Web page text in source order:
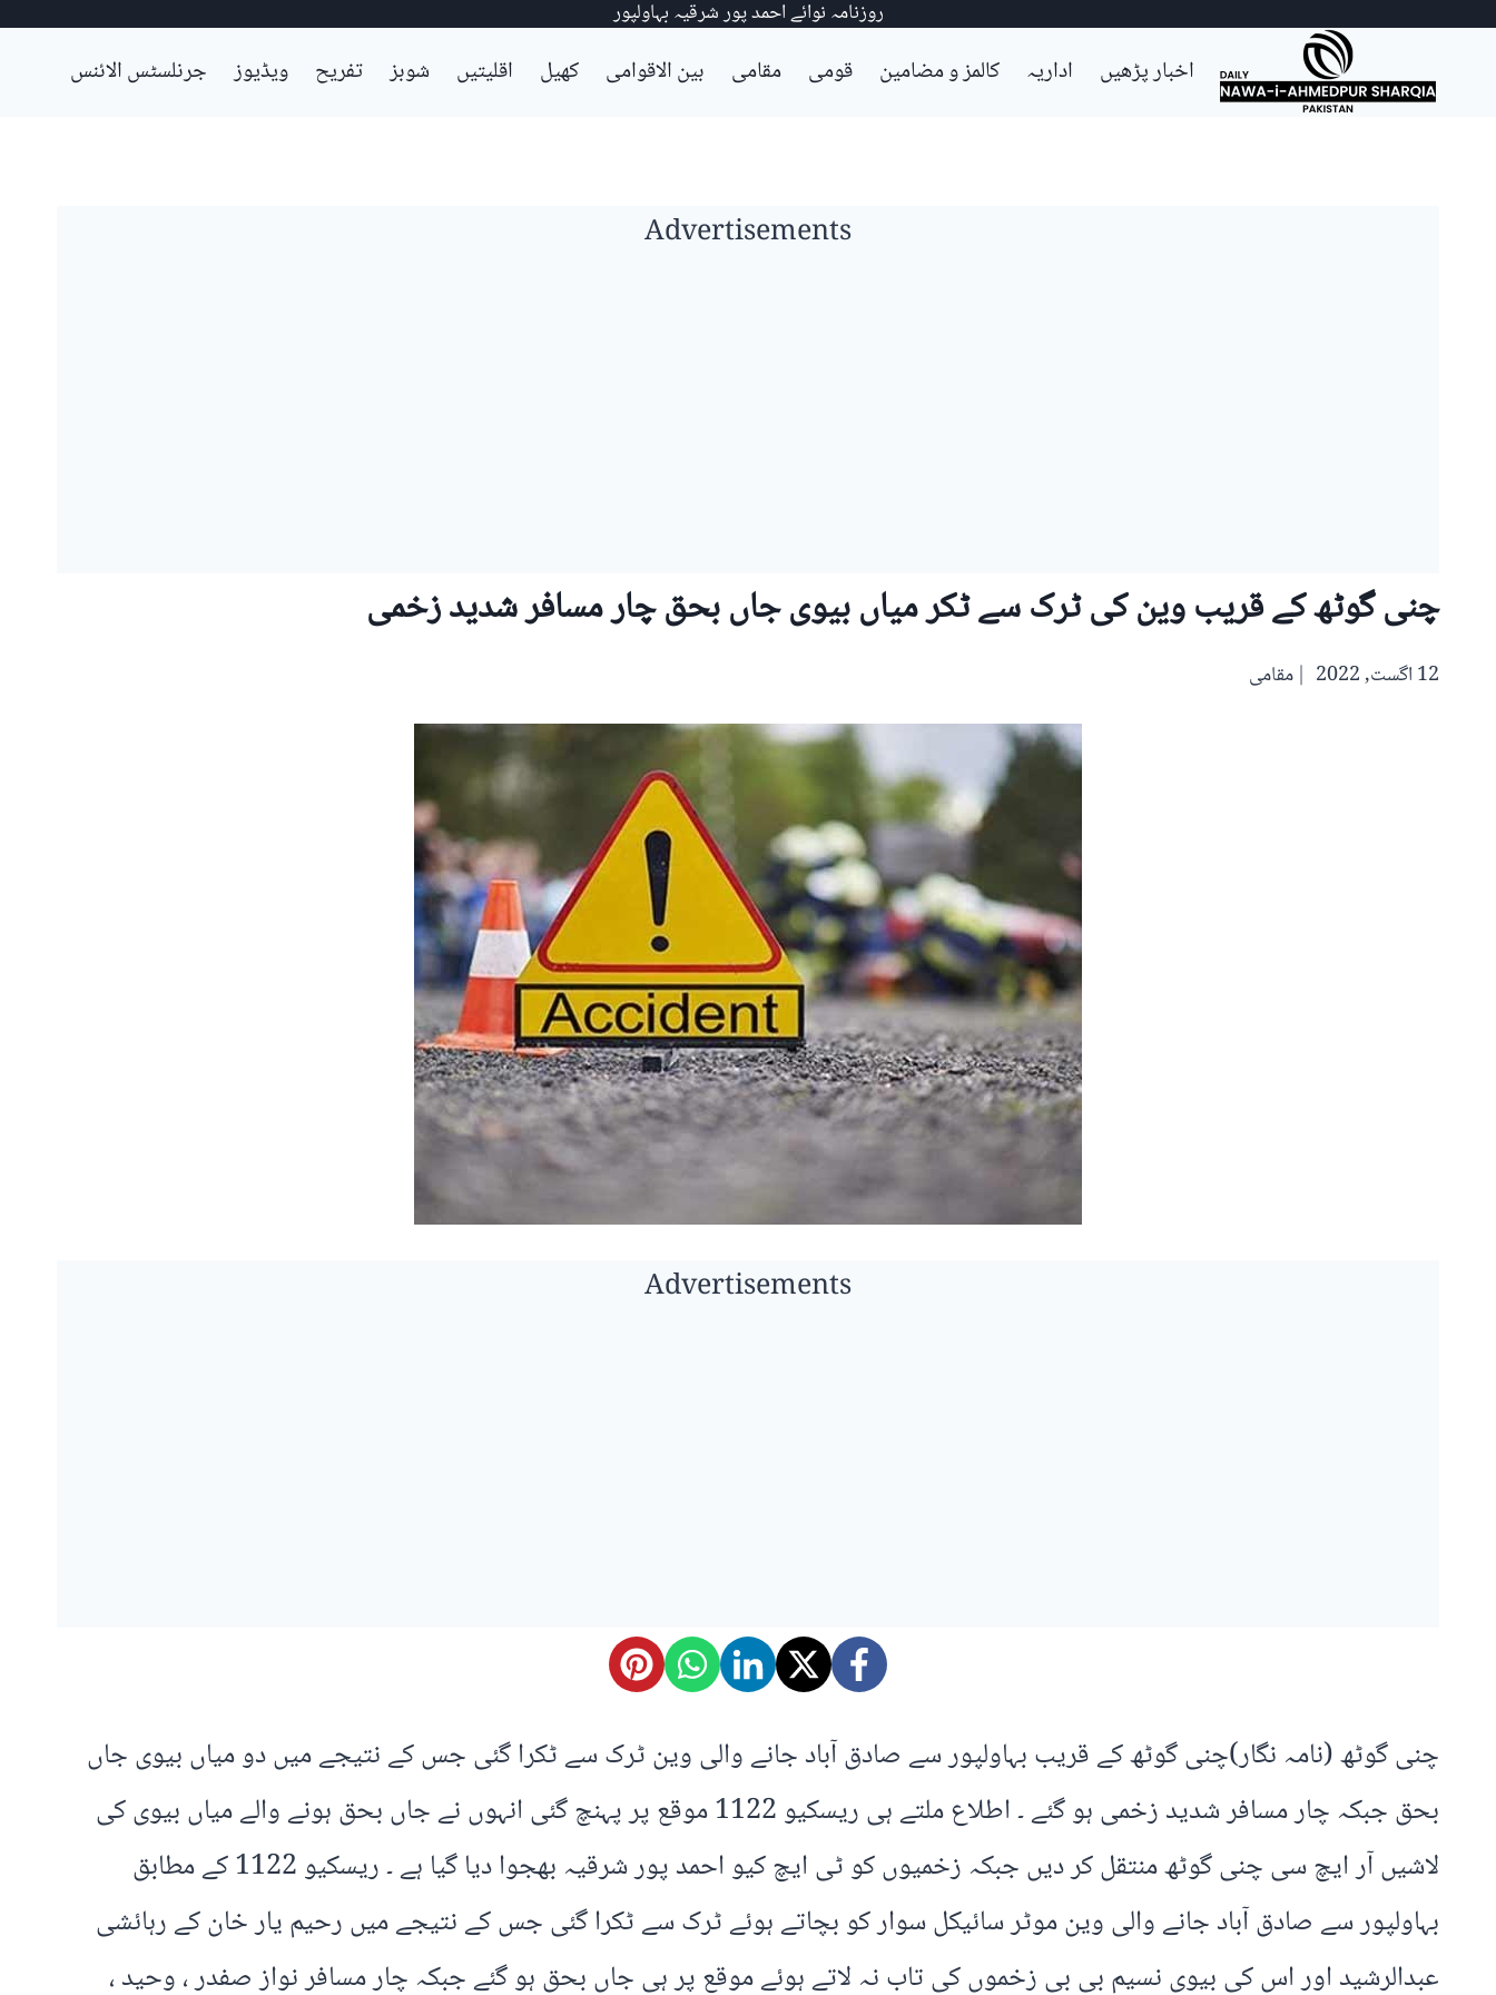
Skip
روزنامہ نوائے احمد پور شرقیہ بہاولپور
اخبار پڑھیں اداریہ کالمز و مضامین قومی مقامی بین الاقوامی کھیل اقلیتیں شوبز تفریح ویڈیوز جرنلسٹس الائنس
Advertisements
چنی گوٹھ کے قریب وین کی ٹرک سے ٹکر میاں بیوی جاں بحق چار مسافر شدید زخمی
12 اگست, 2022 مقامی
Advertisements
چنی گوٹھ (نامہ نگار)چنی گوٹھ کے قریب بہاولپور سے صادق آباد جانے والی وین ٹرک سے ٹکرا گئی جس کے نتیجے میں دو میاں بیوی جاں
بحق جبکہ چار مسافر شدید زخمی ہو گئے ۔ اطلاع ملتے ہی ریسکیو 1122 موقع پر پہنچ گئی انہوں نے جاں بحق ہونے والے میاں بیوی کی
لاشیں آر ایچ سی چنی گوٹھ منتقل کر دیں جبکہ زخمیوں کو ٹی ایچ کیو احمد پور شرقیہ بھجوا دیا گیا ہے ۔ ریسکیو 1122 کے مطابق
بہاولپور سے صادق آباد جانے والی وین موٹر سائیکل سوار کو بچاتے ہوئے ٹرک سے ٹکرا گئی جس کے نتیجے میں رحیم یار خان کے رہائشی
عبدالرشید اور اس کی بیوی نسیم بی بی زخموں کی تاب نہ لاتے ہوئے موقع پر ہی جاں بحق ہو گئے جبکہ چار مسافر نواز صفدر ، وحید ،